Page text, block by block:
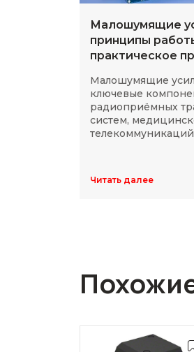
Малошумящие
принципы
практическое
Малошумящие
ключевые
радиоприёмных
систем,
Читать далее